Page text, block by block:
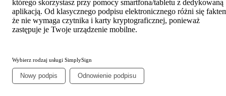
którego skorzystasz przy pomocy smartfona/tabletu z dedykowaną
aplikacją. Od klasycznego podpisu elektronicznego różni się
że nie wymaga czytnika i karty kryptograficznej, ponieważ
zastępuje je Twoje urządzenie mobilne.
Wybierz rodzaj usługi SimplySign
Nowy podpis Odnowienie podpisu